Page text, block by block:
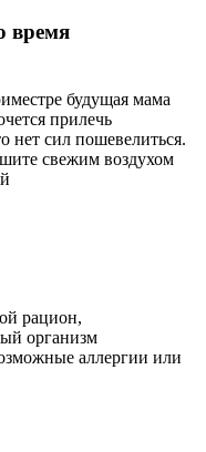
время
будущая мама
прилечь
нет сил пошевелиться.
свежим воздухом
рацион,
организм
аллергии или